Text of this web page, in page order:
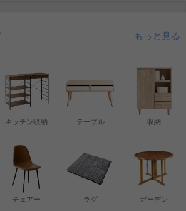
もっと見る
収納
キッチン収納
チェアー
テーブル
ラグ ガーデン